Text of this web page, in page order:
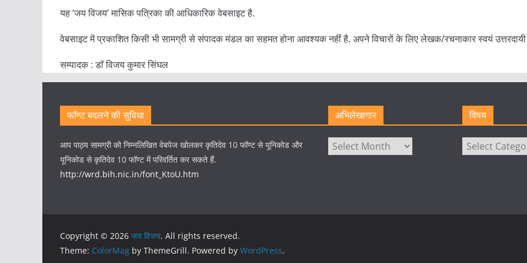
यह ‘जय विजय’ मासिक पत्रिका की आधिकारिक वेबसाइट है.
वेबसाइट में प्रकाशित किसी भी सामग्री से संपादक मंडल का सहमत होना आवश्यक नहीं है. अपने विचारों के लिए लेखक/रचनाकार स्वयं
सम्पादक : डाॅ विजय कुमार सिंघल
फॉण्ट बदलने की सुविधा
आप पाठ्य सामग्री को निम्नलिखित वेबपेज खोलकर कृतिदेव 10 फॉण्ट से यूनिकोड और
यूनिकोड से कृतिदेव 10 फॉण्ट में परिवर्तित कर सकते हैं.
http://wrd.bih.nic.in/font_KtoU.htm
अभिलेखागार
अभिलेखागार
विषय
विषय
Copyright © 2026 जय विजय. All rights reserved.
Theme: ColorMag by ThemeGrill. Powered by WordPress.